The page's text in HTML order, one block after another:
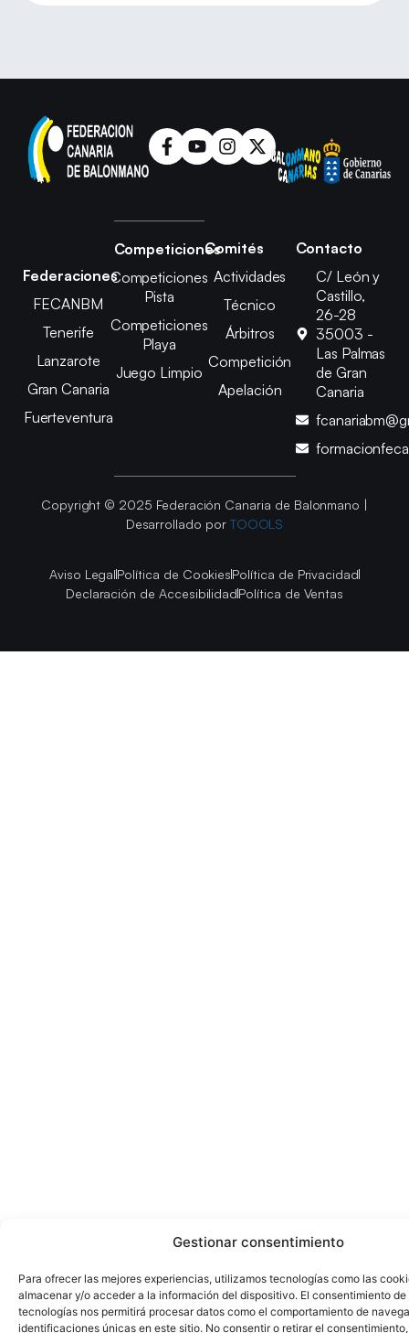
Gestionar consentimiento
Para ofrecer las mejores experiencias, utilizamos tecnologías como las
almacenar y/o acceder a la información del dispositivo. El consentimiento de
tecnologías nos permitirá procesar datos como el comportamiento de
identificaciones únicas en este sitio. No consentir o retirar el
Federaciones
FECANBM
Tenerife
Lanzarote
Gran Canaria
Fuerteventura
Competiciones
Competiciones
Pista
Competiciones
Playa
Juego Limpio
Comités
Actividades
Técnico
Árbitros
Competición
Apelación
Contacto
C/ León y
Castillo,
26-28
35003 -
Las Palmas
de Gran
Canaria
Copyright © 2025 Federación Canaria de Balonmano |
Desarrollado por TOOOLS
Aviso LegalPolítica de CookiesPolítica de Privacidad
Declaración de AccesibilidadPolítica de Ventas